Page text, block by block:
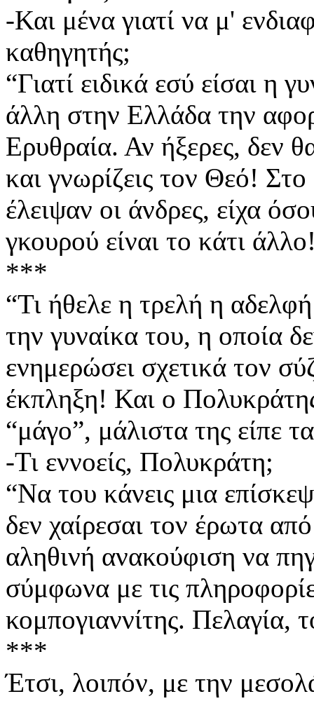
-Και μένα γιατί να μ'
καθηγητής;
“Γιατί ειδικά εσύ είσαι η
άλλη στην Ελλάδα την
Ερυθραία. Αν ήξερες, δεν
και γνωρίζεις τον Θεό!
έλειψαν οι άνδρες, είχα
γκουρού είναι το κάτι
***
“Τι ήθελε η τρελή η
την γυναίκα του, η οποία
ενημερώσει σχετικά τον
έκπληξη! Και ο
“μάγο”, μάλιστα της είπε
-Τι εννοείς, Πολυκράτη;
“Να του κάνεις μια
δεν χαίρεσαι τον έρωτα
αληθινή ανακούφιση να
σύμφωνα με τις
κομπογιαννίτης. Πελαγία,
***
Έτσι, λοιπόν, με την